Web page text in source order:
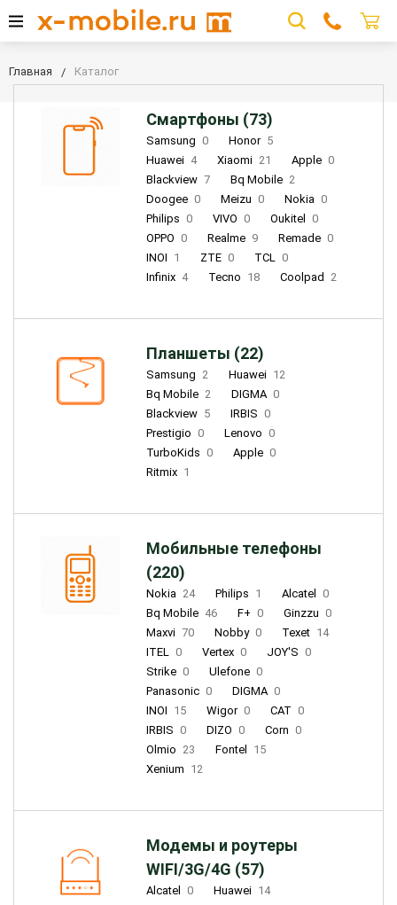
Главная Каталог
Смартфоны (73)
Samsung 0 Honor 5
Huawei 4 Xiaomi 21 Apple 0
Blackview 7 Bq Mobile 2
Doogee 0 Meizu 0 Nokia 0
Philips 0 VIVO 0 Oukitel
0
OPPO 0 Realme 9 Remade 0
INOI 1 ZTE 0 TCL 0
Infinix 4 Tecno 18 Coolpad 2
Планшеты (22)
Samsung 2 Huawei 12
Bq Mobile 2 DIGMA 0
Blackview 5 IRBIS 0
Prestigio 0 Lenovo 0
TurboKids 0 Apple 0
Ritmix 1
Мобильные телефоны
(220)
Nokia 24 Philips 1 Alcatel
0
Bq Mobile 46 F+ 0 Ginzzu 0
Maxvi 70 Nobby 0 Texet 14
ITEL 0 Vertex 0 JOY'S 0
Strike 0 Ulefone 0
Panasonic 0 DIGMA 0
INOI 15 Wigor 0 CAT 0
IRBIS 0 DIZO 0 Corn 0
Olmio 23 Fontel
15
Xenium 12
Модемы и роутеры
WIFI/3G/4G (57)
Alcatel 0 Huawei 14